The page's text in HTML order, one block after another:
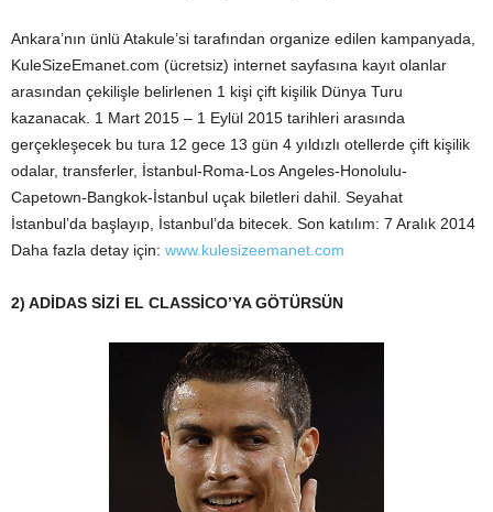
Ankara’nın ünlü Atakule’si tarafından organize edilen kampanyada,
KuleSizeEmanet.com (ücretsiz) internet sayfasına kayıt olanlar
arasından çekilişle belirlenen 1 kişi çift kişilik Dünya Turu
kazanacak. 1 Mart 2015 – 1 Eylül 2015 tarihleri arasında
gerçekleşecek bu tura 12 gece 13 gün 4 yıldızlı otellerde çift kişilik
odalar, transferler, İstanbul-Roma-Los Angeles-Honolulu-
Capetown-Bangkok-İstanbul uçak biletleri dahil. Seyahat
İstanbul’da başlayıp, İstanbul’da bitecek. Son katılım: 7 Aralık 2014
Daha fazla detay için: www.kulesizeemanet.com
2) ADİDAS SİZİ EL CLASSİCO’YA GÖTÜRSÜN